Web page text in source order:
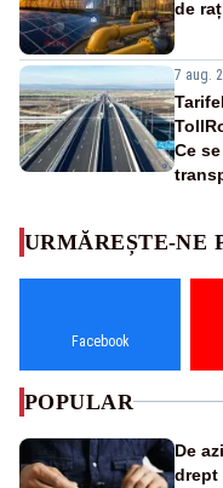
de
7 aug.
Ce
URMĂREȘTE-NE
Facebook
POPULAR
De
drept